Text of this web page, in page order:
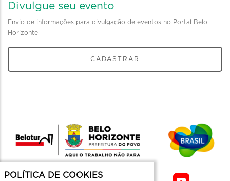
Divulgue seu evento
Envio de informações para divulgação de eventos no Portal Belo
Horizonte
CADASTRAR
POLÍTICA DE COOKIES